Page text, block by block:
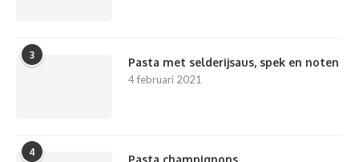
3
Pasta met selderijsaus, spek en noten
4 februari 2021
4
Pasta champignons